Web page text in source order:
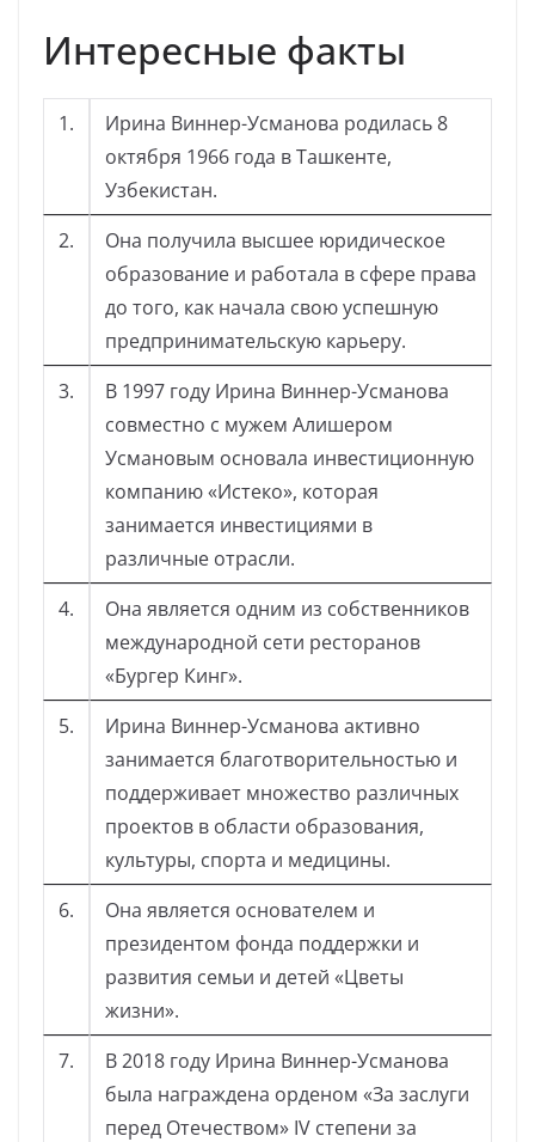
Интересные факты
1.
Ирина Виннер-Усманова родилась 8
октября 1966 года в Ташкенте,
Узбекистан.
2.
Она получила высшее юридическое
образование и работала в сфере права
до того, как начала свою успешную
предпринимательскую карьеру.
3.
В 1997 году Ирина Виннер-Усманова
совместно с мужем Алишером
Усмановым основала инвестиционную
компанию «Истеко», которая
занимается инвестициями в
различные отрасли.
4.
Она является одним из собственников
международной сети ресторанов
«Бургер Кинг».
5.
Ирина Виннер-Усманова активно
занимается благотворительностью и
поддерживает множество различных
проектов в области образования,
культуры, спорта и медицины.
6.
Она является основателем и
президентом фонда поддержки и
развития семьи и детей «Цветы
жизни».
7.
В 2018 году Ирина Виннер-Усманова
была награждена орденом «За заслуги
перед Отечеством» IV степени за